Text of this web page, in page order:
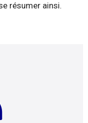
résumer ainsi.